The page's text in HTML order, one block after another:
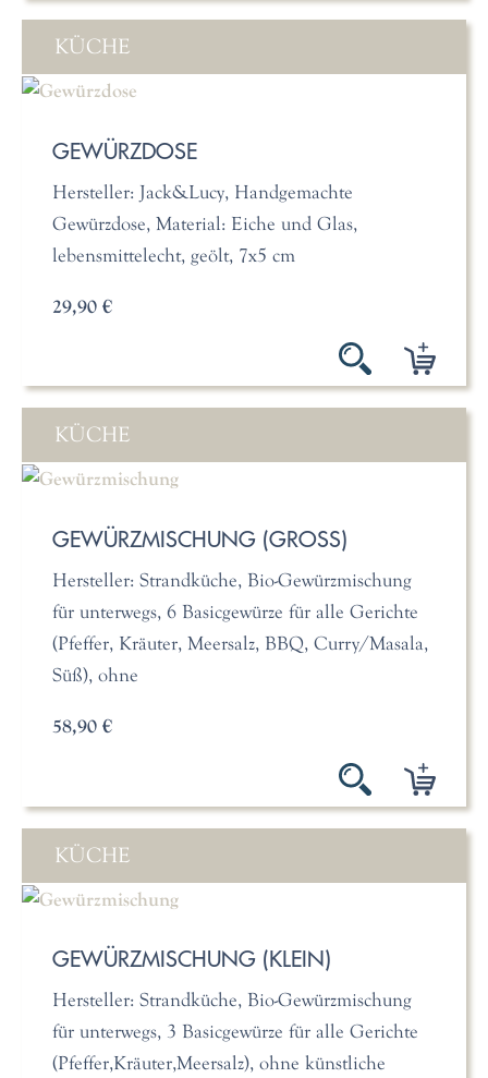
KÜCHE
GEWÜRZDOSE
Hersteller: Jack&Lucy, Handgemachte
Gewürzdose, Material: Eiche und Glas,
lebensmittelecht, geölt, 7x5 cm
29,90 €
KÜCHE
GEWÜRZMISCHUNG (GROSS)
Hersteller: Strandküche, Bio-Gewürzmischung
für unterwegs, 6 Basicgewürze für alle Gerichte
(Pfeffer, Kräuter, Meersalz, BBQ, Curry/Masala,
Süß), ohne
58,90 €
KÜCHE
GEWÜRZMISCHUNG (KLEIN)
Hersteller: Strandküche, Bio-Gewürzmischung
für unterwegs, 3 Basicgewürze für alle Gerichte
(Pfeffer,Kräuter,Meersalz), ohne künstliche